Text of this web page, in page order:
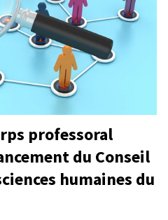
professoral
du Conseil
humaines du